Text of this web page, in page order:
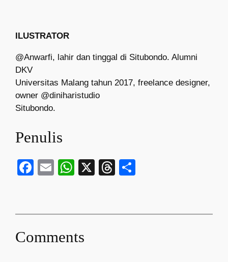
ILUSTRATOR
@Anwarfi, lahir dan tinggal di Situbondo. Alumni
DKV
Universitas Malang tahun 2017, freelance designer,
owner @diniharistudio
Situbondo.
Penulis
Facebook
EmailWhatsApp
X Threads
Comments